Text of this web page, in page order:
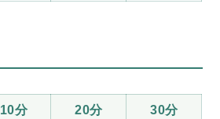
10分 20分 30分